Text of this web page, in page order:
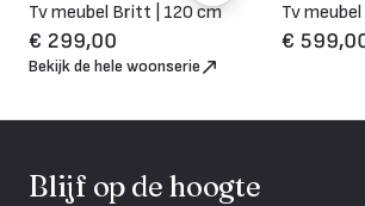
Tv meubel Britt | 120 cm
€ 299,00
Tv
€
Bekijk de hele woonserie
Blijf op de hoogte